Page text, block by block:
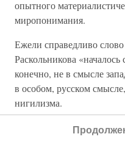
опытного
миропонимания.
Ежели справедливо
Раскольникова «началось
конечно, не в смысле
в особом, русском
нигилизма.
«Известно воззрение